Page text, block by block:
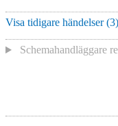
Visa tidigare händelser (3)
Schemahandläggare